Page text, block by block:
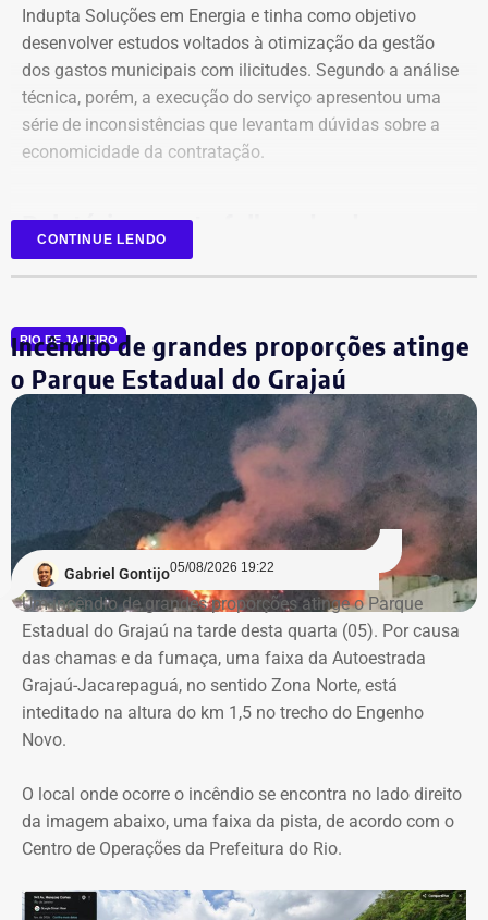
Declaração de bens de Vinícius Cozzolino em 2026 — Foto:
Reprodução/Divulgacand
Declaração de bens de Vinícius Cozzolino em 2022 — Foto:
Reprodução/Divulgacand
Indupta Soluções em Energia e tinha como objetivo
desenvolver estudos voltados à otimização da gestão
dos gastos municipais com ilicitudes. Segundo a análise
técnica, porém, a execução do serviço apresentou uma
série de inconsistências que levantam dúvidas sobre a
economicidade da contratação.
Relatório aponta falhas desde o
planejamento
auditores está a concentração de funções incompatíveis
dentro do processo de contratação. Conforme o relatório,
os mesmos agentes públicos participaram das etapas de
planejamento, julgamento e fiscalização do contrato,
comprometendo a segregação de funções.
A auditoria também aponta indícios de restrição à
competitividade da licitação, observados pela baixa
variação entre as propostas apresentadas pelas
empresas concorrentes, além de falhas na elaboração do
termo de referência.
Outro ponto que chamou a atenção dos técnicos foi a
ausência de critérios objetivos para justificar a
contratação da equipe prevista. Em uma das fases do
projeto, o contrato estimava a atuação de 76
superior a R$ 28 mil. Em alguns casos, como o de
consultores especializados, os valores chegavam a quase
R$ 75 mil por profissional, sem que houvesse justificativa
CONTINUE LENDO
RIO DE JANEIRO
Incêndio de grandes proporções atinge
o Parque Estadual do Grajaú
Gabriel Gontijo05/08/2026 19:22
Um incêndio de grandes proporções atinge o Parque
Estadual do Grajaú na tarde desta quarta (05). Por causa
das chamas e da fumaça, uma faixa da Autoestrada
Grajaú-Jacarepaguá, no sentido Zona Norte, está
inteditado na altura do km 1,5 no trecho do Engenho
Novo.
O local onde ocorre o incêndio se encontra no lado direito
da imagem abaixo, uma faixa da pista, de acordo com o
Centro de Operações da Prefeitura do Rio.